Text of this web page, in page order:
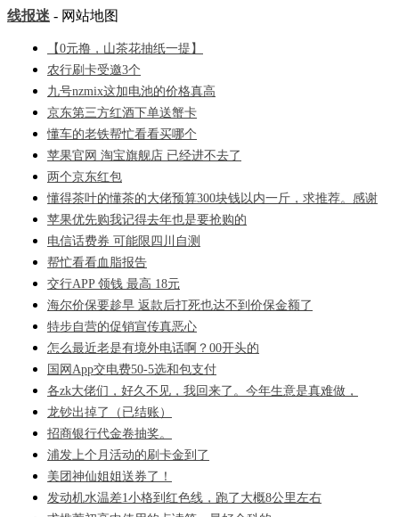
线报迷 - 网站地图
【0元撸，山茶花抽纸一提】
农行刷卡受邀3个
九号nzmix这加电池的价格真高
京东第三方红酒下单送蟹卡
懂车的老铁帮忙看看买哪个
苹果官网 淘宝旗舰店 已经进不去了
两个京东红包
懂得茶叶的懂茶的大佬预算300块钱以内一斤，求推荐。感谢
苹果优先购我记得去年也是要抢购的
电信话费券 可能限四川自测
帮忙看看血脂报告
交行APP 领钱 最高 18元
海尔价保要趁早 返款后打死也达不到价保金额了
特步自营的促销宣传真恶心
怎么最近老是有境外电话啊？00开头的
国网App交电费50-5选和包支付
各zk大佬们，好久不见，我回来了。今年生意是真难做，
龙钞出掉了（已结账）
招商银行代金卷抽奖。
浦发上个月活动的刷卡金到了
美团神仙姐姐送券了！
发动机水温差1小格到红色线，跑了大概8公里左右